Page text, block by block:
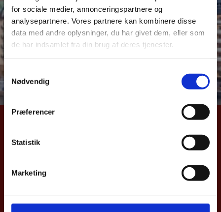
for sociale medier, annonceringspartnere og
analysepartnere. Vores partnere kan kombinere disse
data med andre oplysninger, du har givet dem, eller som
de har indsamlet fra din brug af deres tjenester.
a
t
Nødvendig
Præferencer
Statistik
Marketing
eksportmarkeder. Samhandelsnotitsen giver et aktuelt
billede af Danmarks eks –og import samt direkte
investeringer til Sverige. Notitsen bygger på data fra
Danmarks Statistik og Nationalbanken.
Asiatisk Plads 2
Danmark